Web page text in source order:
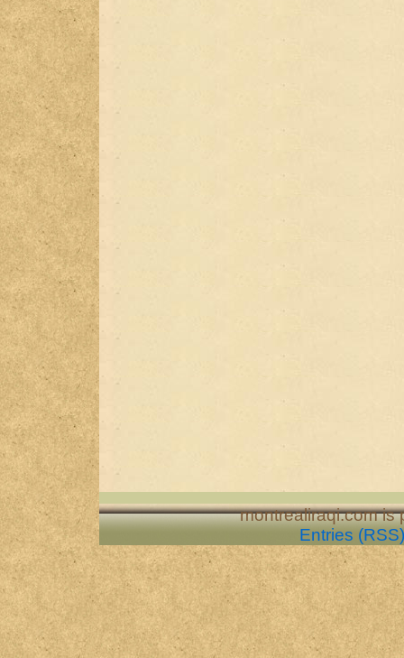
montrealiraqi.com
Entries (RSS)